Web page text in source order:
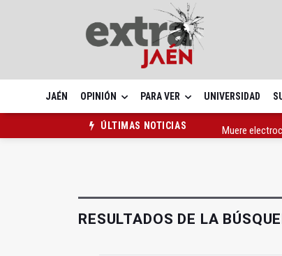
JAÉN OPINIÓN PARA VER UNIVERSIDAD
ÚLTIMAS NOTICIAS
Muere
RESULTADOS DE LA